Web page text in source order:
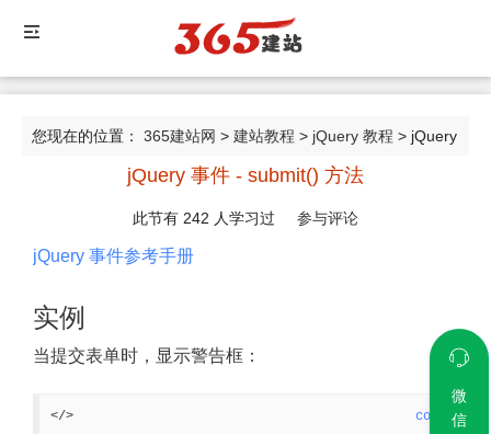
您现在的位置： 365建站网 > 建站教程 > jQuery 教程 > jQuery
事件 - submit() 方法jQuery 事件 - submit() 方法
此节有 242 人学习过 参与评论
jQuery 事件参考手册
实例
当提交表单时，显示警告框：
</> code
微
信